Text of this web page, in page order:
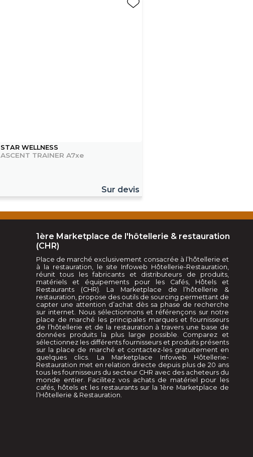
STAR WELLNESS
ASCENT TRAINER A7xe
Sur devis
1ère Marketplace de l'hôtellerie & restauration
(CHR)
Place de marché exclusivement consacrée à l’hôtellerie et
à la restauration, le site Infoweb Hôtellerie-Restauration,
réunit tous les fabricants et distributeurs de produits,
matériels et équipements pour les Cafés, Hôtels et
Restaurants (CHR). La Marketplace de l’hôtellerie &
restauration, propose des outils de sourcing permettant de
capter une attention d’achat dès sa phase de recherche
sur internet. Nous sélectionnons et référençons sur notre
place de marché les principales marques et fournisseurs
de l’hôtellerie et de la restauration à travers une base de
données produits la plus large possible. Comparez et
sélectionnez les différents fournisseurs et produits présents
sur la place de marché et contactez-les gratuitement en
quelques clics. La Marketplace Infoweb Hôtellerie-
Restauration met en relation directe depuis plus de 20 ans
tous les fournisseurs du secteur CHR avec des acheteurs du
monde entier. Facilitez vos achats de matériel pour les
cafés, hôtels et les restaurants sur la 1ère Marketplace de
l’Hôtellerie & Restauration.